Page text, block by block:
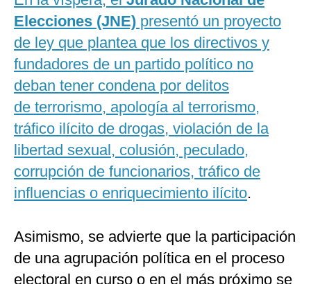
Elecciones (JNE) presentó un proyecto
de ley que plantea que los directivos y
fundadores de un partido político no
deban tener condena por delitos
de terrorismo, apología al terrorismo,
tráfico ilícito de drogas, violación de la
libertad sexual, colusión, peculado,
corrupción de funcionarios, tráfico de
influencias o enriquecimiento ilícito.
Asimismo, se advierte que la participación
de una agrupación política en el proceso
electoral en curso o en el más próximo se